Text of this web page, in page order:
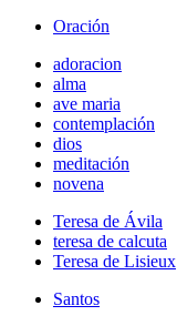
Oración
adoracion
alma
ave maria
contemplación
dios
meditación
novena
Teresa de Ávila
teresa de calcuta
Teresa de Lisieux
Santos